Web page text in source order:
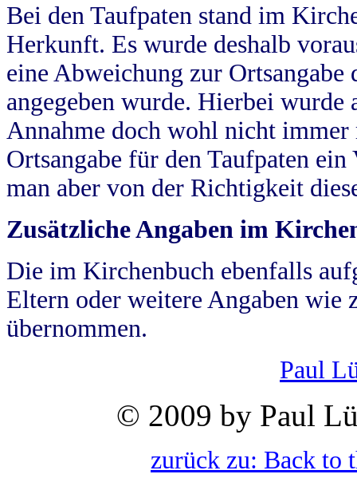
Bei den Taufpaten stand im
Herkunft. Es wurde deshalb
eine Abweichung zur
angegeben wurde. Hierbei wurde
Annahme doch wohl nicht
Ortsangabe für den Taufpaten
man aber von der Richtigkeit
Zusätzliche Angaben im
Die im Kirchenbuch ebenfalls
Eltern oder weitere Angaben wie
übernommen.
Paul
© 2009 by Paul
zurück zu: Back to